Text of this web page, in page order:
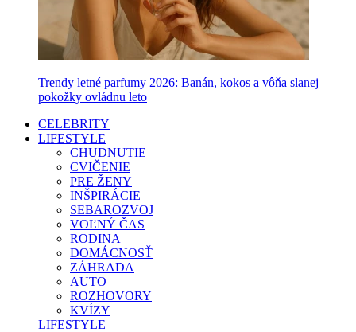
Trendy letné parfumy 2026: Banán, kokos a vôňa slanej
pokožky ovládnu leto
CELEBRITY
LIFESTYLE
CHUDNUTIE
CVIČENIE
PRE ŽENY
INŠPIRÁCIE
SEBAROZVOJ
VOĽNÝ ČAS
RODINA
DOMÁCNOSŤ
ZÁHRADA
AUTO
ROZHOVORY
KVÍZY
LIFESTYLE